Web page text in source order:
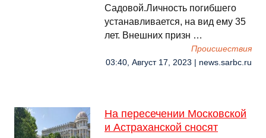
Садовой.Личность погибшего
устанавливается, на вид ему 35
лет. Внешних призн …
Происшествия
03:40, Август 17, 2023 | news.sarbc.ru
На пересечении Московской
и Астраханской сносят